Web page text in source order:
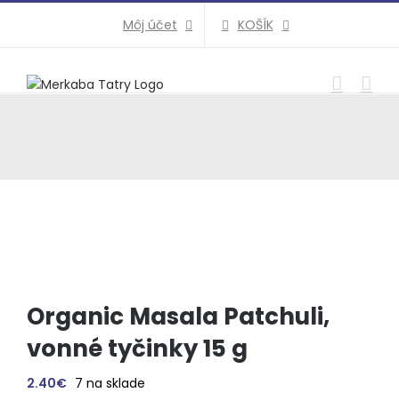
Môj účet KOŠÍK
Organic Masala Patchuli,
vonné tyčinky 15 g
2.40€ 7 na sklade